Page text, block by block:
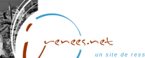
un site de